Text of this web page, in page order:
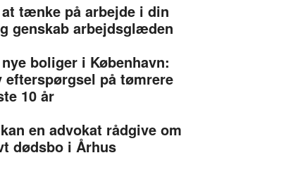
at tænke på arbejde i din
genskab arbejdsglæden
boliger i København:
efterspørgsel på tømrere
10 år
en advokat rådgive om
dødsbo i Århus